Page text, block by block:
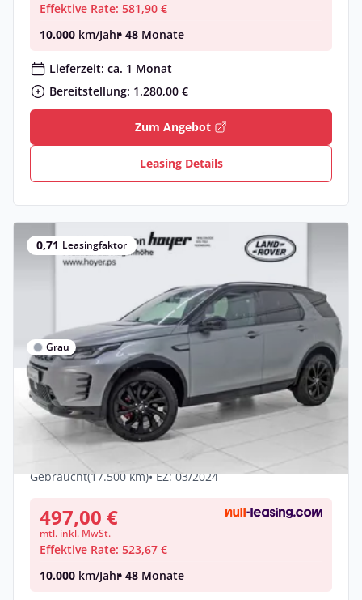
Effektive Rate: 581,90 €
10.000 km/Jahr• 48 Monate
Lieferzeit: ca. 1 Monat
Bereitstellung: 1.280,00 €
Zum Angebot
Leasing Details
0,71 Leasingfaktor
Grau
Gewerbe & Privat
Land Rover Discovery Sport 2.0 D200
Dynamic SE AWD DAB
Automatik •
204 PS (150 kW)
Gebraucht(17.500 km)• EZ: 03/2024
497,00 €
mtl. inkl. MwSt.
Effektive Rate: 523,67 €
10.000 km/Jahr• 48 Monate